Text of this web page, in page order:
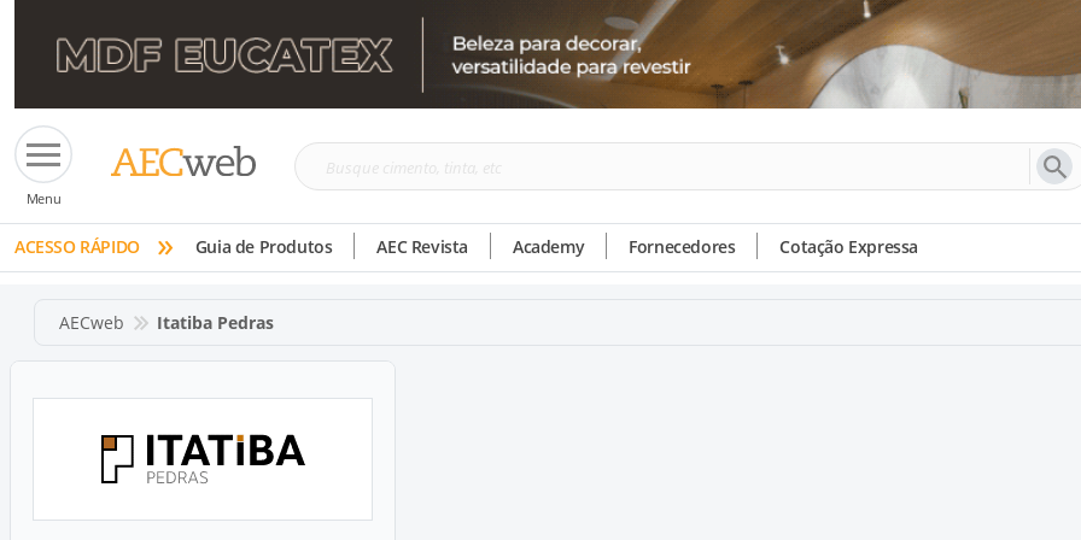
Menu
Busque
tinta,
etc
ACESSO RÁPIDO » Guia de Produtos AEC Revista Academy Fornecedores Cotação Expressa
AECweb Itatiba Pedras